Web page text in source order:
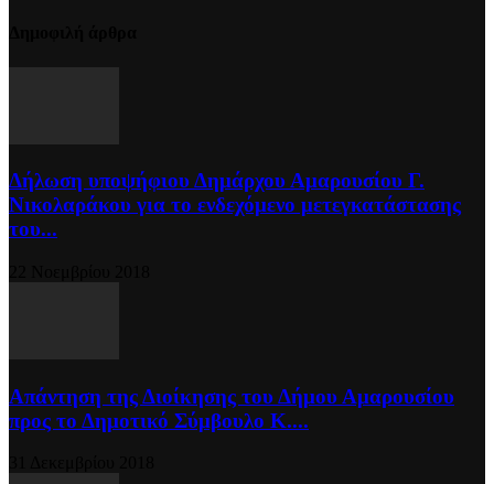
Δήλωση υποψήφιου Δημάρχου Αμαρουσίου Γ.
Νικολαράκου για το ενδεχόμενο μετεγκατάστασης
του...
Απάντηση της Διοίκησης του Δήμου Αμαρουσίου
προς το Δημοτικό Σύμβουλο Κ....